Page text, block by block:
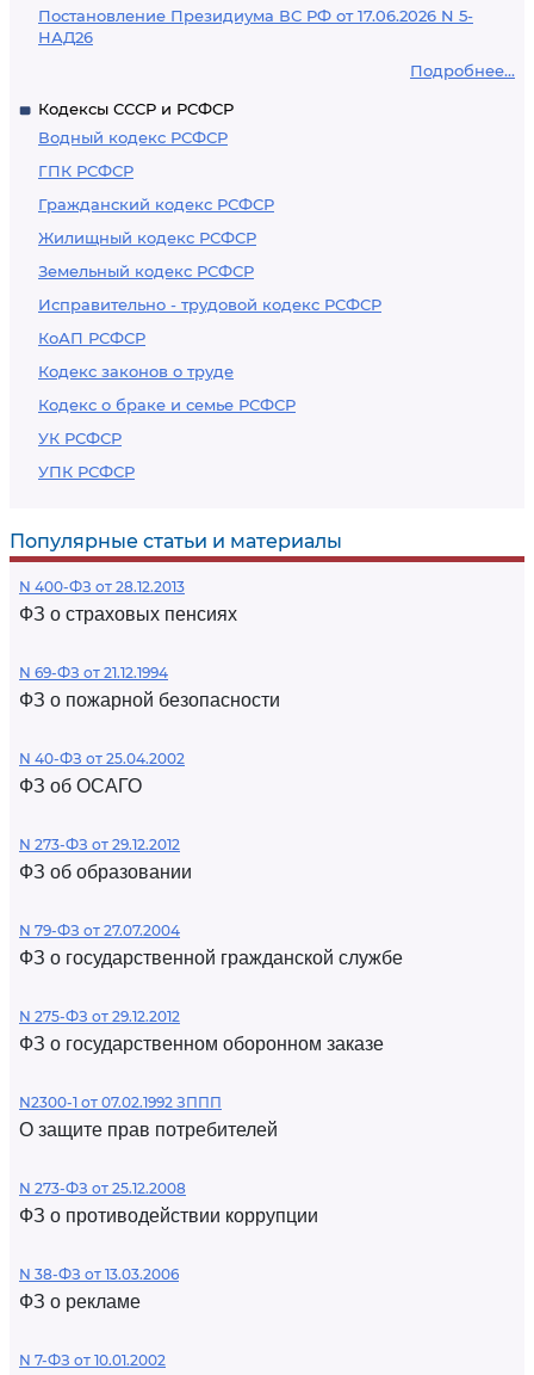
Постановление Президиума ВС РФ от 17.06.2026 N 5-
НАД26
Подробнее...
Кодексы СССР и РСФСР
Водный кодекс РСФСР
ГПК РСФСР
Гражданский кодекс РСФСР
Жилищный кодекс РСФСР
Земельный кодекс РСФСР
Исправительно - трудовой кодекс РСФСР
КоАП РСФСР
Кодекс законов о труде
Кодекс о браке и семье РСФСР
УК РСФСР
УПК РСФСР
Популярные статьи и материалы
N 400-ФЗ от 28.12.2013
ФЗ о страховых пенсиях
N 69-ФЗ от 21.12.1994
ФЗ о пожарной безопасности
N 40-ФЗ от 25.04.2002
ФЗ об ОСАГО
N 273-ФЗ от 29.12.2012
ФЗ об образовании
N 79-ФЗ от 27.07.2004
ФЗ о государственной гражданской службе
N 275-ФЗ от 29.12.2012
ФЗ о государственном оборонном заказе
N2300-1 от 07.02.1992 ЗППП
О защите прав потребителей
N 273-ФЗ от 25.12.2008
ФЗ о противодействии коррупции
N 38-ФЗ от 13.03.2006
ФЗ о рекламе
N 7-ФЗ от 10.01.2002